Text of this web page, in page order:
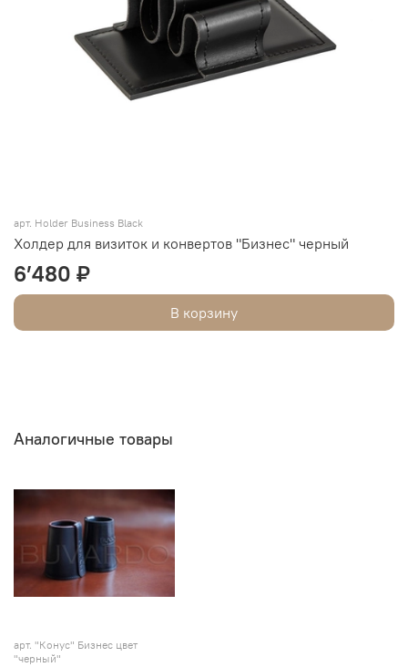
арт. Holder Business Black
Холдер для визиток и конвертов "Бизнес" черный
6’480 ₽
В корзину
Аналогичные товары
арт. "Конус" Бизнес цвет
"черный"